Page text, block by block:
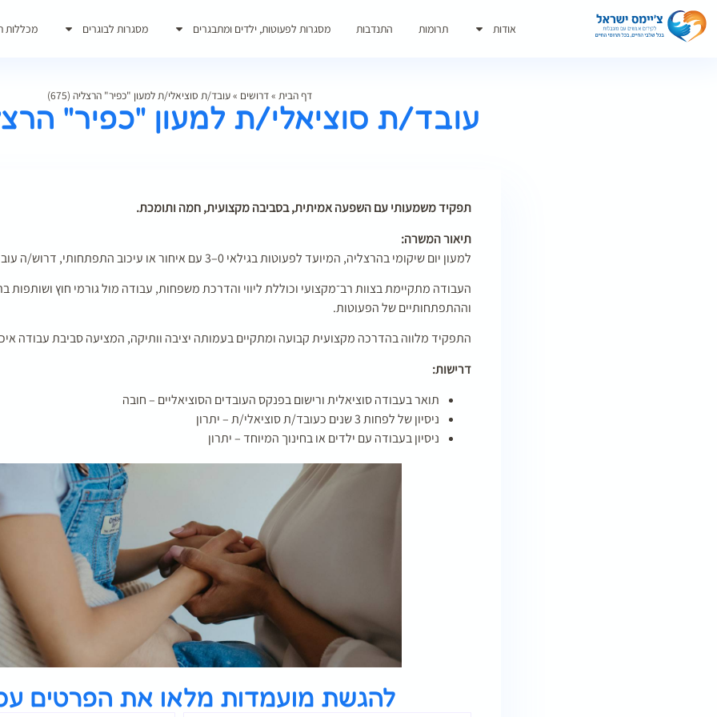
אודות תרומות התנדבות מסגרות לפעוטות, ילדים ומתבגרים מסגרות לבוגרים מכללות
דף הבית »דרושים »עובד/ת סוציאלי/ת למעון "כפיר" הרצליה (675)
עובד/ת סוציאלי/ת למעון "כפיר"
תפקיד משמעותי עם השפעה אמיתית, בסביבה מקצועית, חמה ותומכת.
תיאור המשרה:
למעון יום שיקומי בהרצליה, המיועד לפעוטות בגילאי 0–3 עם איחור או עיכוב התפתחותי, דרוש/ה עובד/ת סוציאלי/ת.
העבודה מתקיימת בצוות רב־מקצועי וכוללת ליווי והדרכת משפחות, עבודה מול גורמי חוץ ושותפות
וההתפתחותיים של הפעוטות.
התפקיד מלווה בהדרכה מקצועית קבועה ומתקיים בעמותה יציבה וותיקה, המציעה סביבת עבודה
דרישות:
תואר בעבודה סוציאלית ורישום בפנקס העובדים הסוציאליים – חובה
ניסיון של לפחות 3 שנים כעובד/ת סוציאלי/ת – יתרון
ניסיון בעבודה עם ילדים או בחינוך המיוחד – יתרון
להגשת מועמדות מלאו את הפרטים